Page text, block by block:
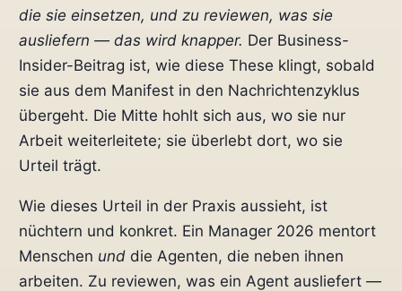
die sie einsetzen, und zu reviewen, was sie
ausliefern — das wird knapper. Der Business-
Insider-Beitrag ist, wie diese These klingt, sobald
sie aus dem Manifest in den Nachrichtenzyklus
übergeht. Die Mitte hohlt sich aus, wo sie nur
Arbeit weiterleitete; sie überlebt dort, wo sie
Urteil trägt.
Wie dieses Urteil in der Praxis aussieht, ist
nüchtern und konkret. Ein Manager 2026 mentort
Menschen und die Agenten, die neben ihnen
arbeiten. Zu reviewen, was ein Agent ausliefert —